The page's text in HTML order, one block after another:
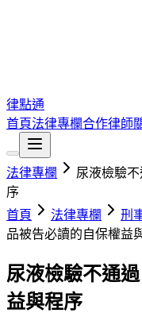
律點通
首頁法律專欄合作律師
法律專欄
尿液檢驗
序
首頁
法律專欄 刑
品被告必讀的自保權益
尿液檢驗不通
益與程序